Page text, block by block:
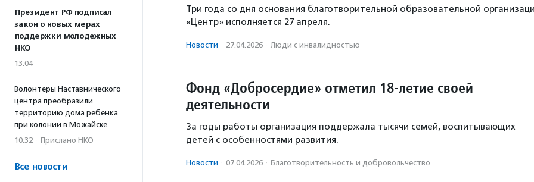
Президент РФ подписал
закон о новых мерах
поддержки молодежных
НКО
13:04
Волонтеры Наставнического
центра преобразили
территорию дома ребенка
при колонии в Можайске
10:32 · Прислано НКО
Все новости
Три года со дня основания благотворительной образовательной
«Центр» исполняется 27 апреля.
Новости · 27.04.2026 · Люди с инвалидностью
Фонд «Добросердие» отметил 18-летие своей
деятельности
За годы работы организация поддержала тысячи семей, воспитывающих
детей с особенностями развития.
Новости · 07.04.2026 · Благотвори­тель­ность и доброволь­чест­во